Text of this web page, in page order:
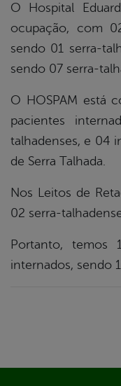
O Hospital
ocupação, com
sendo 01 serra-
sendo 07 serra-
O HOSPAM está
pacientes
talhadenses, e 04
de Serra Talhada.
Nos Leitos de
02 serra-
Portanto, temos
internados, sendo